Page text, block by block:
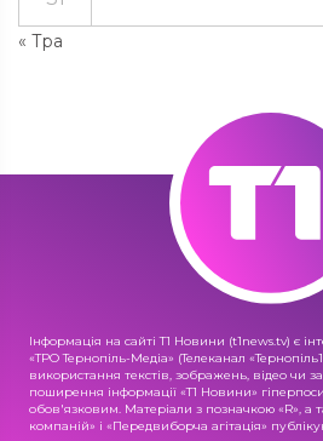
« Тра
Інформація на сайті Т1 Новини (t1news.tv) є
«ТРО Тернопіль-Медіа» (Телеканал
використання текстів, зображень, відео чи
поширення інформації «Т1 Новини»
обов'язковим. Матеріали з позначкою «R»,
компаній» і «Передвиборча агітація»